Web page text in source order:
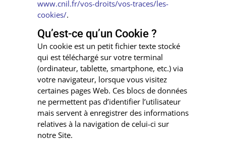
www.cnil.fr/vos-droits/vos-traces/les-
cookies/.
Qu’est-ce qu’un Cookie ?
Un cookie est un petit fichier texte stocké
qui est téléchargé sur votre terminal
(ordinateur, tablette, smartphone, etc.) via
votre navigateur, lorsque vous visitez
certaines pages Web. Ces blocs de données
ne permettent pas d’identifier l’utilisateur
mais servent à enregistrer des informations
relatives à la navigation de celui-ci sur
notre Site.